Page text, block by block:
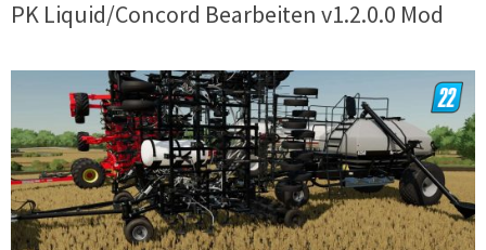
PK Liquid/Concord Bearbeiten v1.2.0.0 Mod